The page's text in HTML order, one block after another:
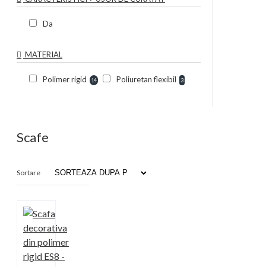
Da
MATERIAL
Polimer rigid 14 Poliuretan flexibil 3
Scafe
Sortare